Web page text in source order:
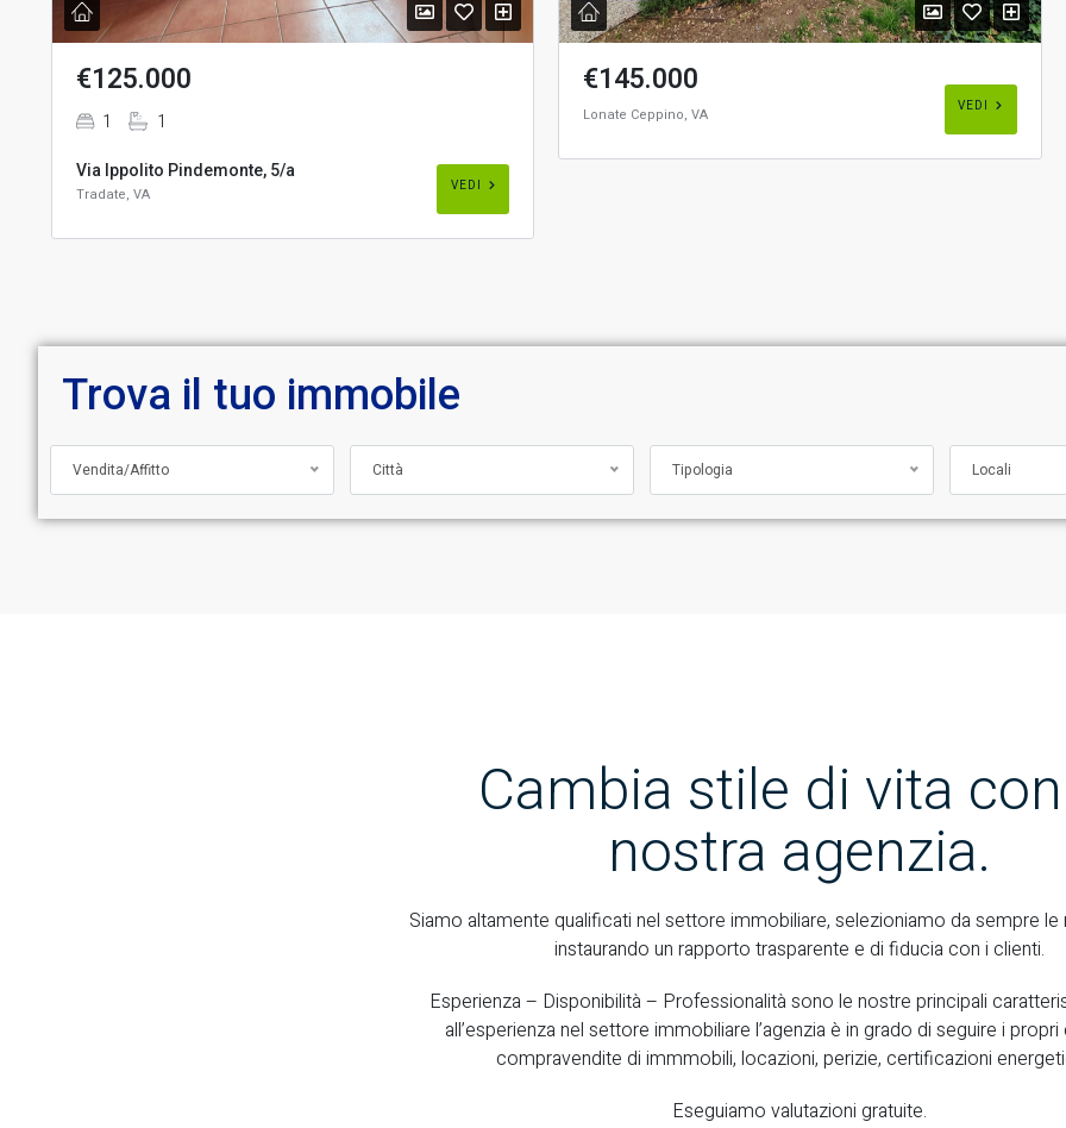
€125.000
1 1
Via Ippolito Pindemonte, 5/a
Tradate, VA VEDI
€145.000
Lonate Ceppino, VA VEDI
Trova il tuo immobile
Vendita/Affitto Città Tipologia Locali
Cambia stile di vita
nostra agenzia.
Siamo altamente qualificati nel settore immobiliare, selezioniamo da sempre
instaurando un rapporto trasparente e di fiducia con i clienti.
Esperienza – Disponibilità – Professionalità sono le nostre principali
all’esperienza nel settore immobiliare l’agenzia è in grado di seguire i
compravendite di immmobili, locazioni, perizie, certificazioni
Eseguiamo valutazioni gratuite.